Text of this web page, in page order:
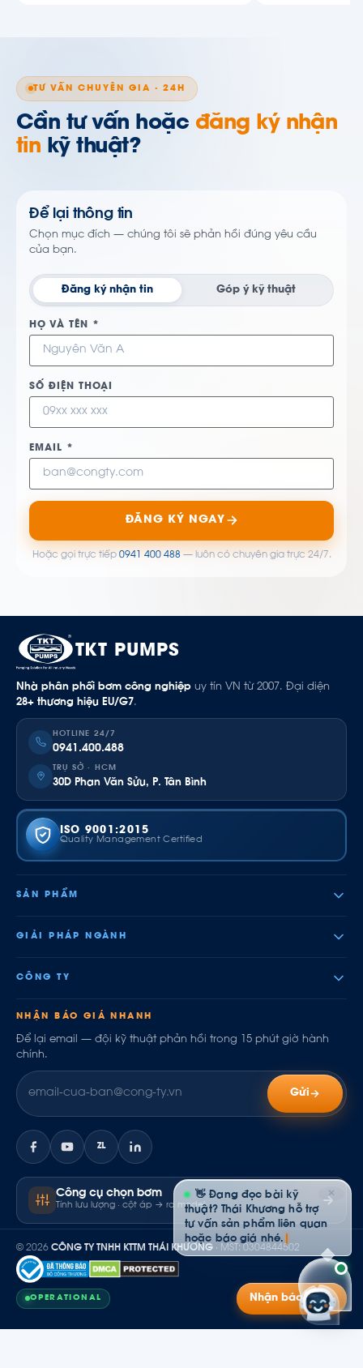
TƯ VẤN CHUYÊN GIA · 24H
Cần tư vấn hoặc đăng ký nhận
tin kỹ thuật?
Để lại thông tin
Chọn mục đích — chúng tôi sẽ phản hồi đúng yêu cầu
của bạn.
Đăng ký nhận tin Góp ý kỹ thuật
HỌ VÀ TÊN *
SỐ ĐIỆN THOẠI
EMAIL *
ĐĂNG KÝ NGAY
Hoặc gọi trực tiếp 0941 400 488— luôn có chuyên gia trực 24/7.
TKT PUMPS
Nhà phân phối bơm công nghiệp uy tín VN từ 2007. Đại diện
28+ thương hiệu EU/G7.
HOTLINE 24/7
0941.400.488
TRỤ SỞ · HCM
30D Phan Văn Sửu, P. Tân Bình
ISO 9001:2015
Quality Management Certified
SẢN PHẨM
GIẢI PHÁP NGÀNH
CÔNG TY
NHẬN BÁO GIÁ NHANH
Để lại email — đội kỹ thuật phản hồi trong 15 phút giờ hành
chính.
Gửi
ZL
Công cụ chọn bơm
Tính lưu lượng · cột áp → ra model
© 2026 CÔNG TY TNHH KTTM THÁI KHƯƠNG · MST: 0304844502
OPERATIONAL Nhận báo giá
✕
👋 Đang đọc bài kỹ
thuật? Thái Khương hỗ trợ
tư vấn sản phẩm liên quan
hoặc báo giá nhé.